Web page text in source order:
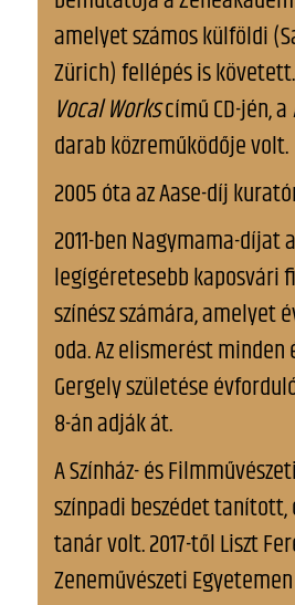
amelyet számos külföldi
Zürich) fellépés is
Vocal Workscímű CD-jén, a
darab közreműködője volt.
2005 óta az Aase-díj
2011-ben Nagymama-
legígéretesebb kaposvári
színész számára, amelyet
oda. Az elismerést minden
Gergely születése
8-án adják át.
A Színház- és
színpadi beszédet tanított,
tanár volt. 2017-től Liszt
Zeneművészeti